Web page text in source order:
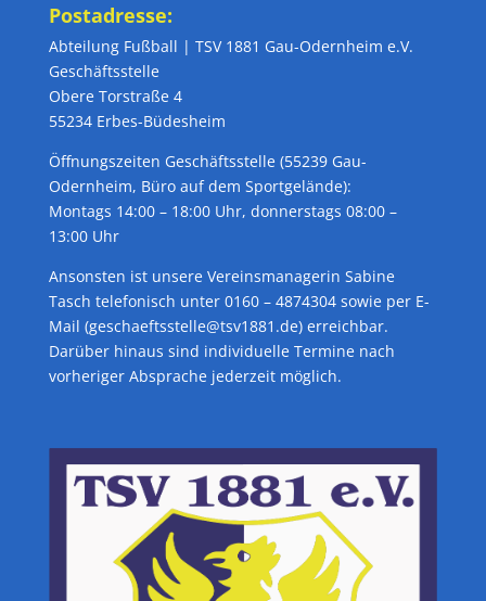
Postadresse:
Abteilung Fußball | TSV 1881 Gau-Odernheim e.V.
Geschäftsstelle
Obere Torstraße 4
55234 Erbes-Büdesheim
Öffnungszeiten Geschäftsstelle (55239 Gau-
Odernheim, Büro auf dem Sportgelände):
Montags 14:00 – 18:00 Uhr, donnerstags 08:00 –
13:00 Uhr
Ansonsten ist unsere Vereinsmanagerin Sabine
Tasch telefonisch unter 0160 – 4874304 sowie per E-
Mail (geschaeftsstelle@tsv1881.de) erreichbar.
Darüber hinaus sind individuelle Termine nach
vorheriger Absprache jederzeit möglich.